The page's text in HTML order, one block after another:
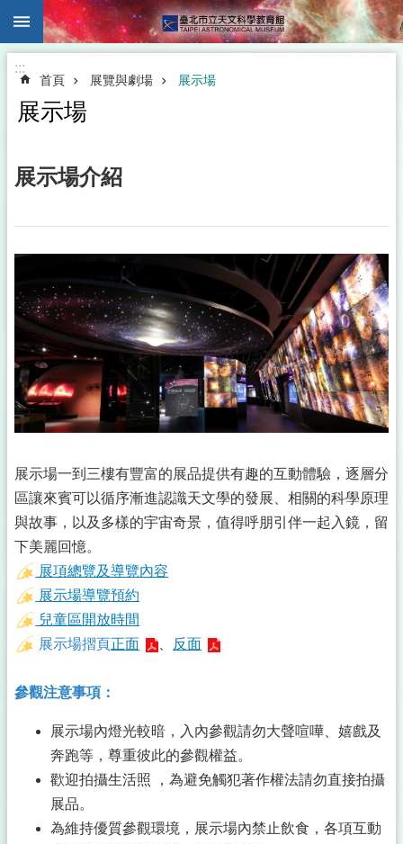
跳到主要內容區塊
:::
首頁 展覽與劇場 展示場
展示場
展示場介紹
展示場一到三樓有豐富的展品提供有趣的互動體驗，逐層分
區讓來賓可以循序漸進認識天文學的發展、相關的科學原理
與故事，以及多樣的宇宙奇景，值得呼朋引伴一起入鏡，留
下美麗回憶。
展項總覽及導覽內容
展示場導覽預約
兒童區開放時間
展示場摺頁 正面 、 反面
參觀注意事項：
展示場內燈光較暗，入內參觀請勿大聲喧嘩、嬉戲及
奔跑等，尊重彼此的參觀權益。
歡迎拍攝生活照 ，為避免觸犯著作權法請勿直接拍攝
展品。
為維持優質參觀環境，展示場內禁止飲食，各項互動